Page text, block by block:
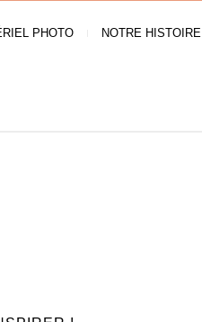
PHOTO NOTRE HISTOIRE